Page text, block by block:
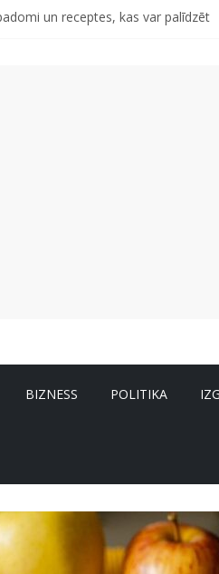
un receptes, kas var palīdzēt
svarīgi izprast arī šodien un kā to
BIZNESS POLITIKA